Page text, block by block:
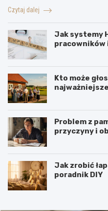
Czytaj dalej
Jak systemy
pracowników
Kto może
Problem z
przyczyny i
Jak zrobić
poradnik DIY